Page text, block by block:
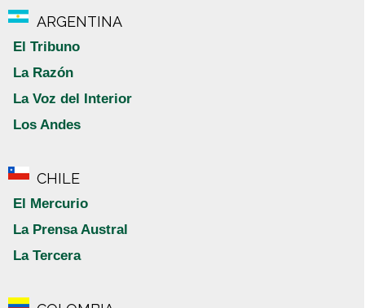
ARGENTINA
El Tribuno
La Razón
La Voz del Interior
Los Andes
CHILE
El Mercurio
La Prensa Austral
La Tercera